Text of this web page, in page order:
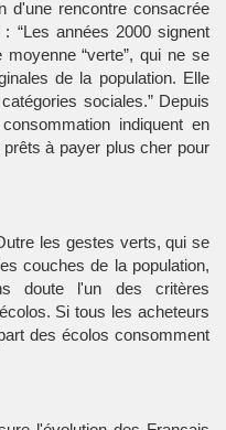
d'une rencontre consacrée
“Les années 2000 signent
moyenne “verte”, qui ne se
de la population. Elle
sociales.” Depuis
indiquent en
à payer plus cher pour
les gestes verts, qui se
couches de la population,
doute l'un des critères
Si tous les acheteurs
des écolos consomment